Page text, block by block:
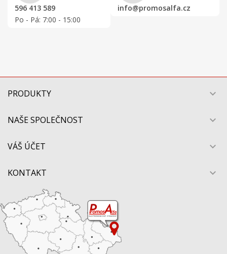
596 413 589
Po - Pá: 7:00 - 15:00
info@promosalfa.cz
PRODUKTY 
NAŠE SPOLEČNOST 
VÁŠ ÚČET 
KONTAKT 